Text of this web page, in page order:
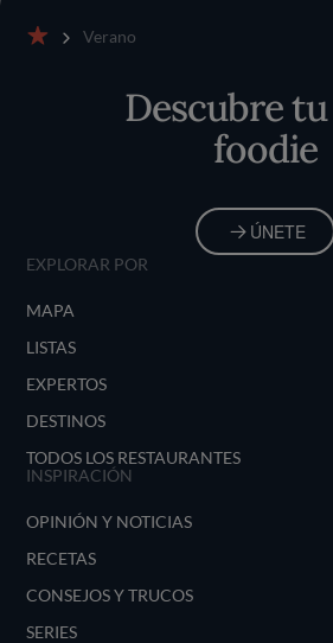
Verano
Descubre
foodie
ÚNETE
EXPLORAR POR
MAPA
LISTAS
EXPERTOS
DESTINOS
TODOS LOS RESTAURANTES
INSPIRACIÓN
OPINIÓN Y NOTICIAS
RECETAS
CONSEJOS Y TRUCOS
SERIES